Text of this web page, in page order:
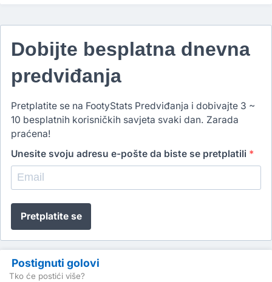
Dobijte besplatna dnevna
predviđanja
Pretplatite se na FootyStats Predviđanja i dobivajte 3 ~
10 besplatnih korisničkih savjeta svaki dan. Zarada
praćena!
Unesite svoju adresu e-pošte da biste se pretplatili *
Pretplatite se
Postignuti golovi
Tko će postići više?